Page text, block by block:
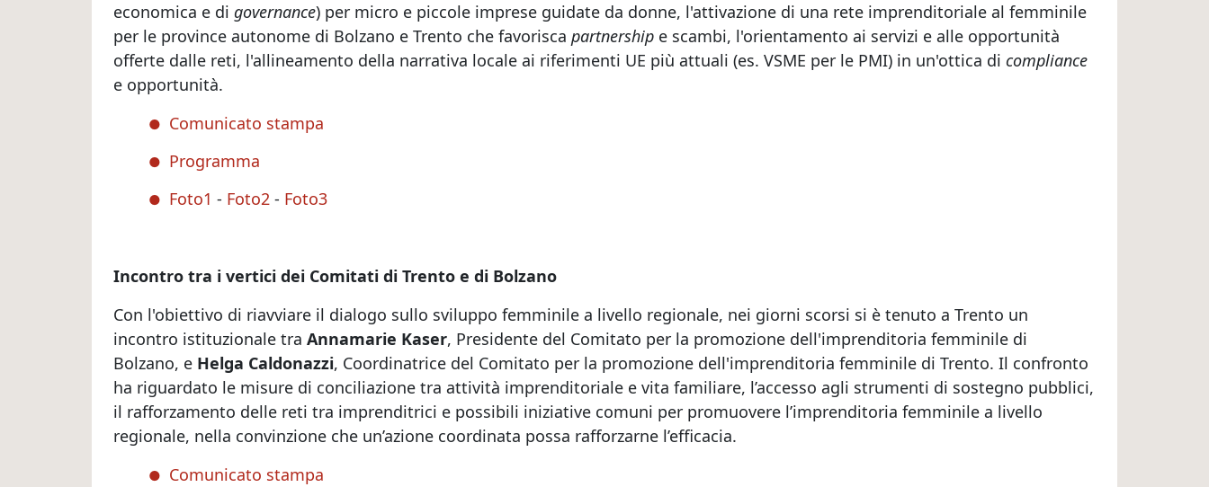
economica e di governance) per micro e piccole imprese guidate da donne, l'attivazione di una rete imprenditoriale al femminile
per le province autonome di Bolzano e Trento che favorisca partnership e scambi, l'orientamento ai servizi e alle opportunità
offerte dalle reti, l'allineamento della narrativa locale ai riferimenti UE più attuali (es. VSME per le PMI) in un'ottica di compliance
e opportunità.
Comunicato stampa
Programma
Foto1 - Foto2- Foto3
Incontro tra i vertici dei Comitati di Trento e di Bolzano
Con l'obiettivo di riavviare il dialogo sullo sviluppo femminile a livello regionale, nei giorni scorsi si è tenuto a Trento un
incontro istituzionale tra Annamarie Kaser, Presidente del Comitato per la promozione dell'imprenditoria femminile di
Bolzano, e Helga Caldonazzi, Coordinatrice del Comitato per la promozione dell'imprenditoria femminile di Trento. Il confronto
ha riguardato le misure di conciliazione tra attività imprenditoriale e vita familiare, l’accesso agli strumenti di sostegno pubblici,
il rafforzamento delle reti tra imprenditrici e possibili iniziative comuni per promuovere l’imprenditoria femminile a livello
regionale, nella convinzione che un’azione coordinata possa rafforzarne l’efficacia.
Comunicato stampa